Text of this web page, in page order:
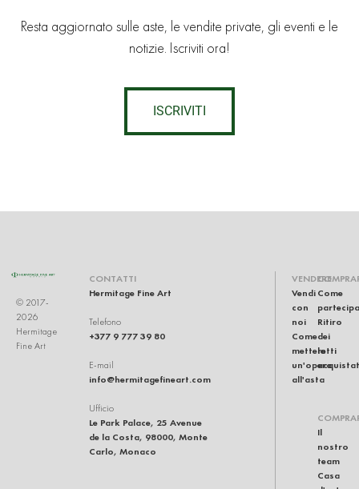
Resta aggiornato sulle aste, le vendite private, gli eventi e le
notizie. Iscriviti ora!
ISCRIVITI
© 2017-
2026
Hermitage
Fine Art
CONTATTI
Hermitage Fine Art
Telefono
+377 9 777 39 80
E-mail
info@hermitagefineart.com
Ufficio
Le Park Palace, 25 Avenue
de la Costa, 98000, Monte
Carlo, Monaco
VENDERE
Vendi
con
noi
Come
mettere
un'opera
all'asta
Come
Ritiro
dei
lotti
Il
nostro
team
Casa